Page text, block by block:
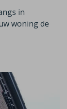
in
woning de